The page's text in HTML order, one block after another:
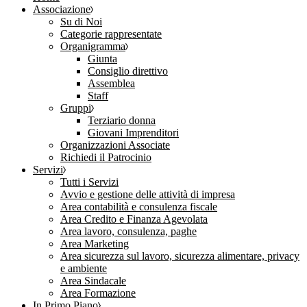
Associazione
Su di Noi
Categorie rappresentate
Organigramma
Giunta
Consiglio direttivo
Assemblea
Staff
Gruppi
Terziario donna
Giovani Imprenditori
Organizzazioni Associate
Richiedi il Patrocinio
Servizi
Tutti i Servizi
Avvio e gestione delle attività di impresa
Area contabilità e consulenza fiscale
Area Credito e Finanza Agevolata
Area lavoro, consulenza, paghe
Area Marketing
Area sicurezza sul lavoro, sicurezza alimentare, privacy
e ambiente
Area Sindacale
Area Formazione